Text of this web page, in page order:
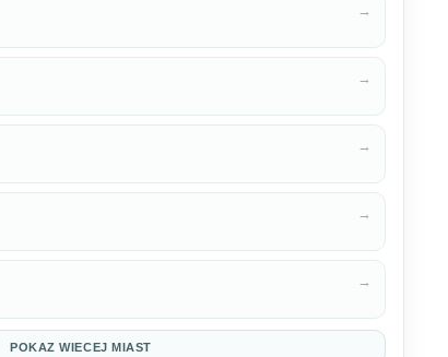
→
→
→
→
→
POKAZ WIECEJ MIAST